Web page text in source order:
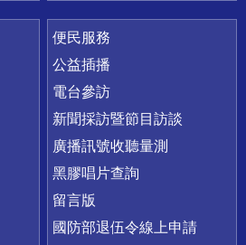
便民服務
公益插播
電台參訪
新聞採訪暨節目訪談
廣播訊號收聽量測
黑膠唱片查詢
留言版
國防部退伍令線上申請